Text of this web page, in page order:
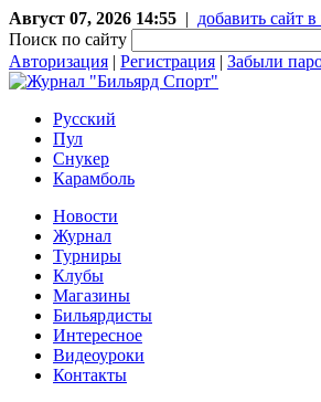
Август 07, 2026 14:55 | добавить сайт
Поиск по сайту
Авторизация | Регистрация | Забыли
Русский
Пул
Снукер
Карамболь
Новости
Журнал
Турниры
Клубы
Магазины
Бильярдисты
Интересное
Видеоуроки
Контакты